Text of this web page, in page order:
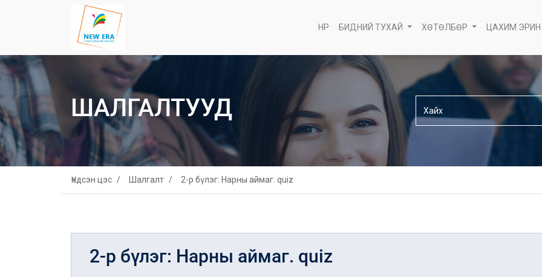
НҮҮР БИДНИЙ ТУХАЙ ХӨТӨЛБӨР ЦАХИМ ЭРИН
ШАЛГАЛТУУД
Үндсэн цэс Шалгалт 2-р бүлэг: Нарны аймаг. quiz
2-р бүлэг: Нарны аймаг. quiz